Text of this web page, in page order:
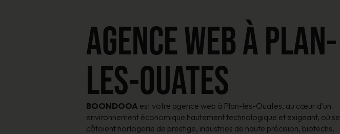
AGENCE WEB À PLAN-
LES-OUATES
BOONDOOA est votre agence web à Plan-les-Ouates, au cœur d’un
environnement économique hautement technologique et exigeant, où se
côtoient horlogerie de prestige, industries de haute précision, biotechs,